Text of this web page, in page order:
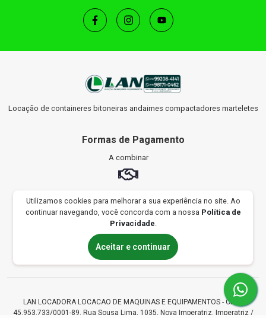
Locação de containeres bitoneiras andaimes compactadores marteletes
Formas de Pagamento
A combinar
Compra segura
SITE SEGURO
CERTIFICADO SSL
LAN LOCADORA LOCACAO DE MAQUINAS E EQUIPAMENTOS - CNPJ
45.953.733/0001-89. Rua Sousa Lima, 1035, Nova Imperatriz. Imperatriz /
Utilizamos cookies para melhorar a sua experiência no site. Ao
continuar navegando, você concorda com a nossa Política de
Privacidade.
Aceitar e continuar